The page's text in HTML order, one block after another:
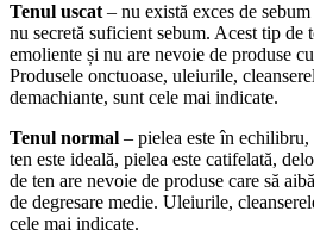
Tenul uscat – nu există exces de
nu secretă suficient sebum. Acest tip de
emoliente și nu are nevoie de produse
Produsele onctuoase, uleiurile,
demachiante, sunt cele mai indicate.
Tenul normal – pielea este în echilibru,
ten este ideală, pielea este catifelată,
de ten are nevoie de produse care să
de degresare medie. Uleiurile,
cele mai indicate.